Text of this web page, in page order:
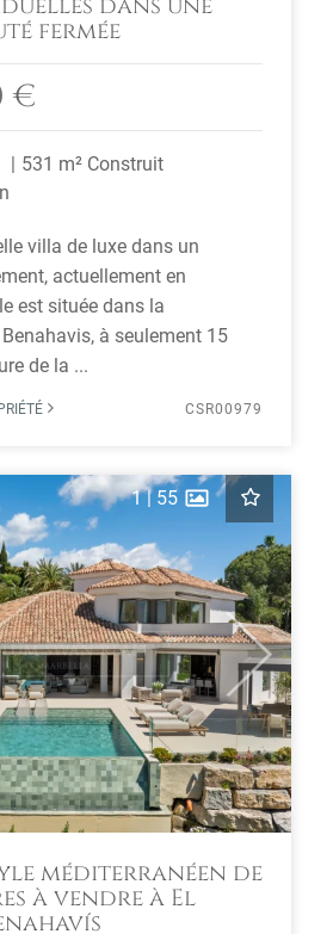
fermée
€
531 m² Construit
villa de luxe dans un
actuellement en
est située dans la
à seulement 15
de la ...
CSR00979
Next
1| 55
méditerranéen de
à vendre à El